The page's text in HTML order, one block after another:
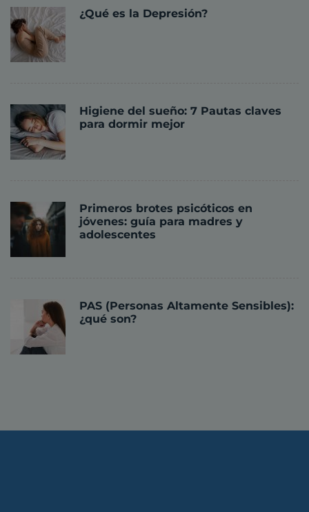
¿Qué es la Depresión?
Higiene del sueño: 7 Pautas claves
para dormir mejor
Primeros brotes psicóticos en
jóvenes: guía para madres y
adolescentes
PAS (Personas Altamente Sensibles):
¿qué son?